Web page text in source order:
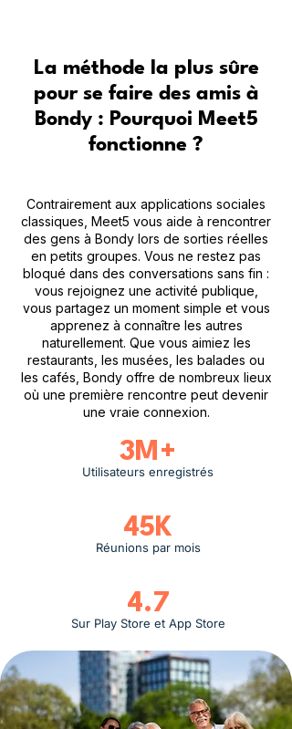
La méthode la plus sûre
pour se faire des amis à
Bondy : Pourquoi Meet5
fonctionne ?
Contrairement aux applications sociales
classiques, Meet5 vous aide à rencontrer
des gens à Bondy lors de sorties réelles
en petits groupes. Vous ne restez pas
bloqué dans des conversations sans fin :
vous rejoignez une activité publique,
vous partagez un moment simple et vous
apprenez à connaître les autres
naturellement. Que vous aimiez les
restaurants, les musées, les balades ou
les cafés, Bondy offre de nombreux lieux
où une première rencontre peut devenir
une vraie connexion.
3M+
Utilisateurs enregistrés
45K
Réunions par mois
4.7
Sur Play Store et App Store